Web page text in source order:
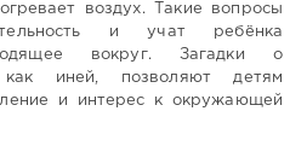
воздух. Такие вопросы
и учат ребёнка
вокруг. Загадки о
как иней, позволяют детям
и интерес к окружающей